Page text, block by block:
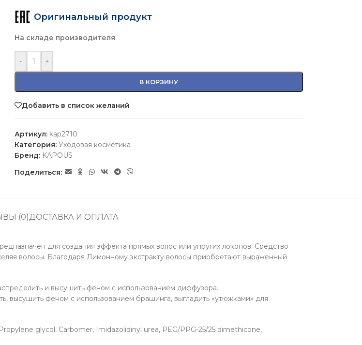
Оригинальный продукт
На складе производителя
- +
В КОРЗИНУ
Добавить в список желаний
Артикул: kap2710
Категория: Уходовая косметика
Бренд: KAPOUS
Поделиться:
(0)ДОСТАВКА И ОПЛАТА
для создания эффекта прямых волос или упругих локонов. Средство
волосы. Благодаря Лимонному экстракту волосы приобретают выраженный
и высушить феном с использованием диффузора.
высушить феном с использованием брашинга, выгладить «утюжками» для
glycol, Carbomer, Imidazolidinyl urea, PEG/PPG-25/25 dimethicone,